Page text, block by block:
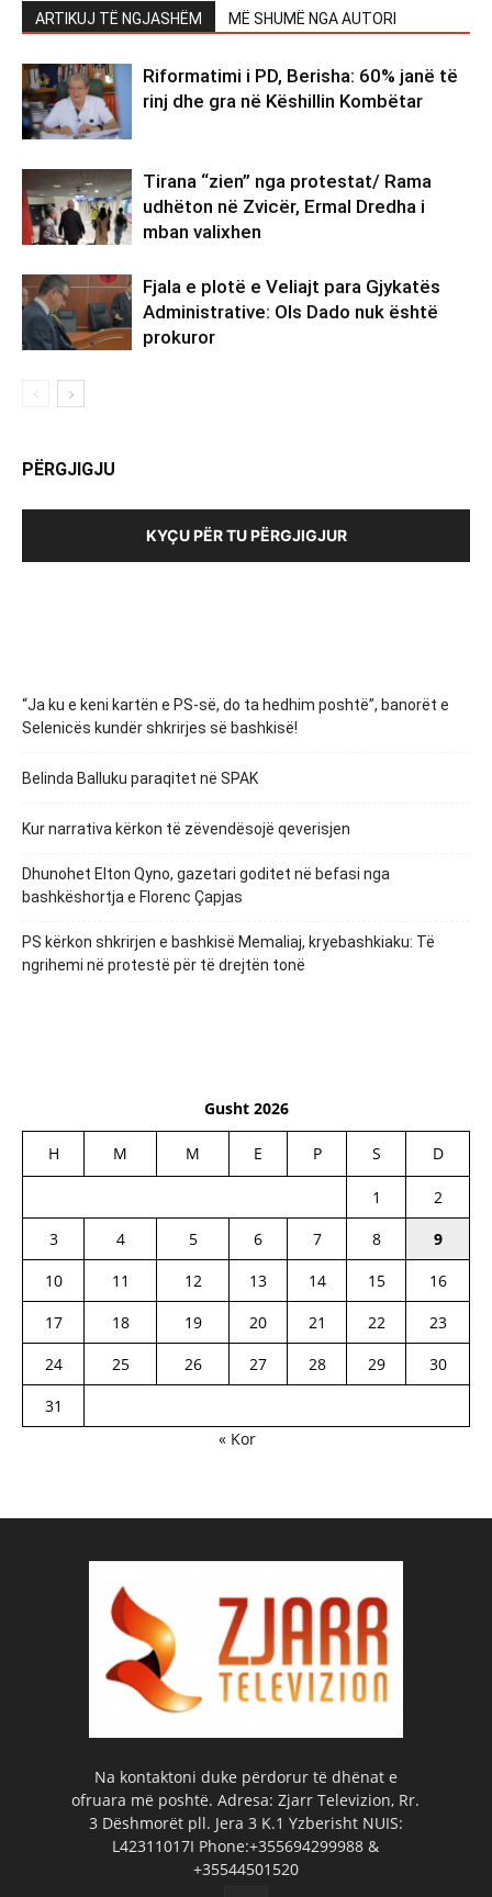
ARTIKUJ TË NGJASHËM MË SHUMË NGA AUTORI
Riformatimi i PD, Berisha: 60% janë të
rinj dhe gra në Këshillin Kombëtar
Tirana “zien” nga protestat/ Rama
udhëton në Zvicër, Ermal Dredha i
mban valixhen
Fjala e plotë e Veliajt para Gjykatës
Administrative: Ols Dado nuk është
prokuror
PËRGJIGJU
KYÇU PËR TU PËRGJIGJUR
“Ja ku e keni kartën e PS-së, do ta hedhim poshtë”, banorët e
Selenicës kundër shkrirjes së bashkisë!
Belinda Balluku paraqitet në SPAK
Kur narrativa kërkon të zëvendësojë qeverisjen
Dhunohet Elton Qyno, gazetari goditet në befasi nga
bashkëshortja e Florenc Çapjas
PS kërkon shkrirjen e bashkisë Memaliaj, kryebashkiaku: Të
ngrihemi në protestë për të drejtën tonë
Gusht 2026
H M M E P S D
1
2
3
4 5 6 7 8
9
10
11 12 13 14 15
16
17
18 19 20 21 22
23
24
25 26 27 28 29
30
31
« Kor
Na kontaktoni duke përdorur të dhënat e
ofruara më poshtë. Adresa: Zjarr Televizion, Rr.
3 Dëshmorët pll. Jera 3 K.1 Yzberisht NUIS:
L42311017I Phone:+355694299988 &
+35544501520